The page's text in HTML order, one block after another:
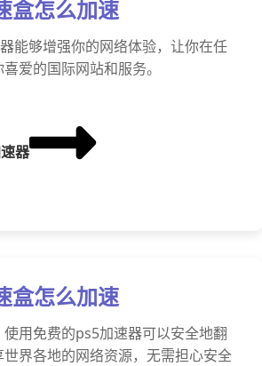
盒怎么加速
能够增强你的网络体验，让你在任
爱的国际网站和服务。
器
盒怎么加速
用免费的ps5加速器可以安全地翻
界各地的网络资源，无需担心安全